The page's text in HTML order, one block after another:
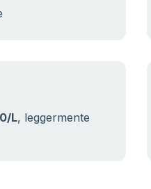
L, leggermente